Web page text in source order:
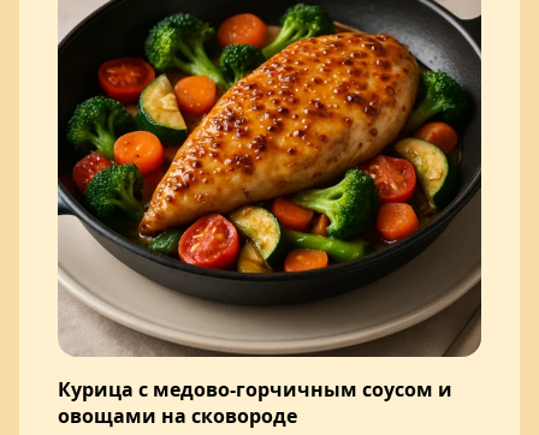
Курица с медово-горчичным соусом и
овощами на сковороде